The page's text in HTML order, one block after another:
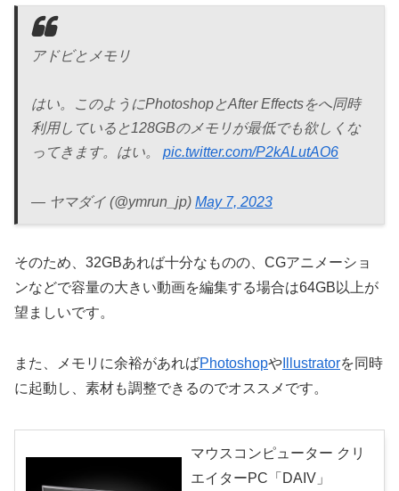
アドビとメモリ
はい。このようにPhotoshopとAfter Effectsをへ同時
利用していると128GBのメモリが最低でも欲しくな
ってきます。はい。 pic.twitter.com/P2kALutAO6
— ヤマダイ (@ymrun_jp) May 7, 2023
そのため、32GBあれば十分なものの、CGアニメーショ
ンなどで容量の大きい動画を編集する場合は64GB以上が
望ましいです。
また、メモリに余裕があればPhotoshopや Illustratorを同時
に起動し、素材も調整できるのでオススメです。
マウスコンピューター クリ
エイターPC「DAIV」